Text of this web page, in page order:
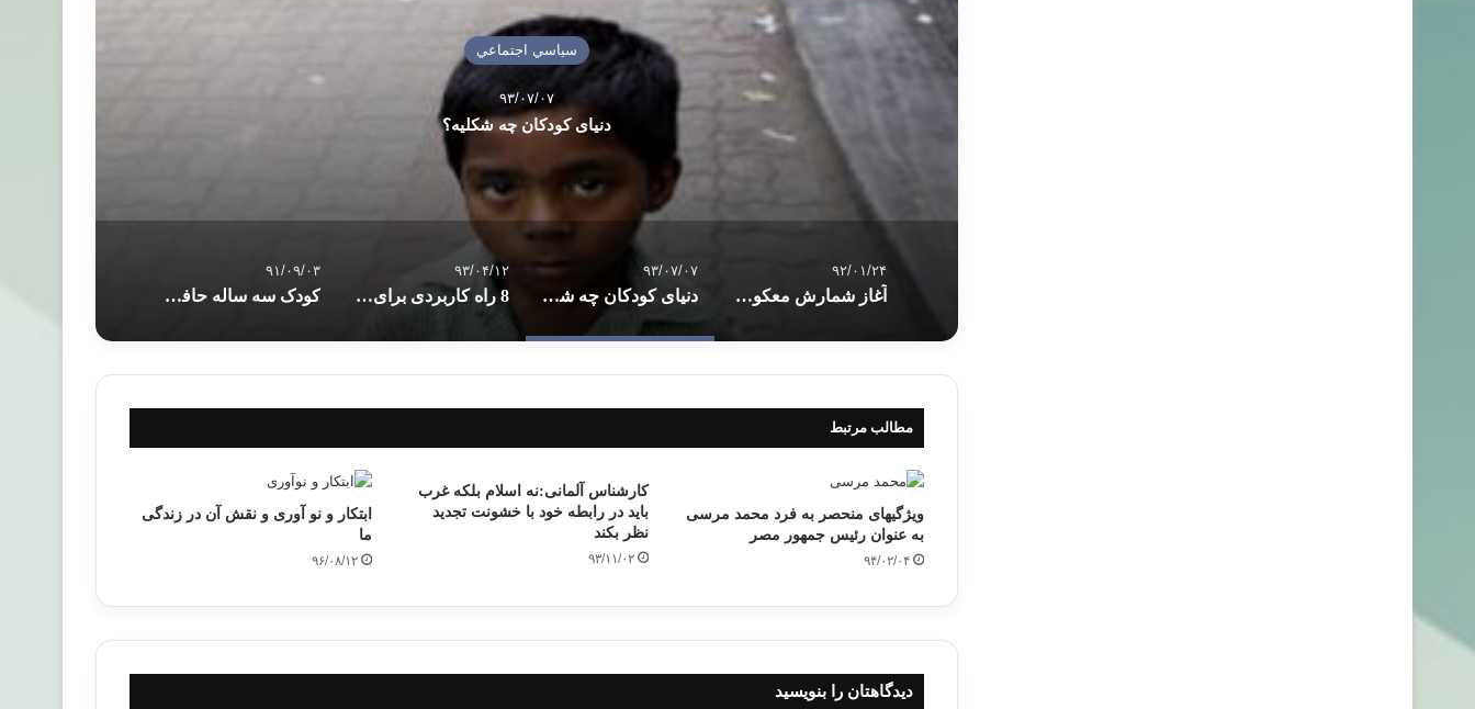
سياسي اجتماعي
۹۳/۰۷/۰۷
دنیای کودکان چه شکلیه؟
۹۲/۰۱/۲۴
آغاز شمارش معکوس برای وقوع جنگ کره
۹۳/۰۷/۰۷
دنیای کودکان چه شکلیه؟
۹۳/۰۴/۱۲
8 راه کاربردی برای صرفه جویی در زمان
۹۱/۰۹/۰۳
کودک سه ساله حافظ کل قرآن کریم
مطالب مرتبط
ویژگیهای منحصر به فرد محمد مرسی
به عنوان رئیس جمهور مصر
۹۴/۰۲/۰۴
کارشناس آلمانی:نه اسلام بلکه غرب
باید در رابطه خود با خشونت تجدید
نظر بکند
۹۳/۱۱/۰۲
ابتکار و نو آوری و نقش آن در زندگی
ما
۹۶/۰۸/۱۲
دیدگاهتان را بنویسید